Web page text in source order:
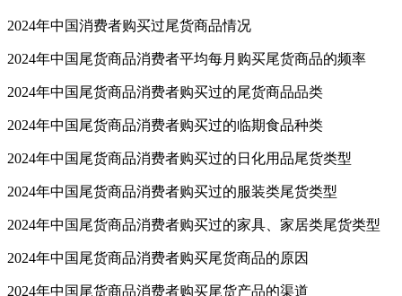
2024年中国消费者购买过尾货商品情况
2024年中国尾货商品消费者平均每月购买尾货商品的频率
2024年中国尾货商品消费者购买过的尾货商品品类
2024年中国尾货商品消费者购买过的临期食品种类
2024年中国尾货商品消费者购买过的日化用品尾货类型
2024年中国尾货商品消费者购买过的服装类尾货类型
2024年中国尾货商品消费者购买过的家具、家居类尾货类型
2024年中国尾货商品消费者购买尾货商品的原因
2024年中国尾货商品消费者购买尾货产品的渠道